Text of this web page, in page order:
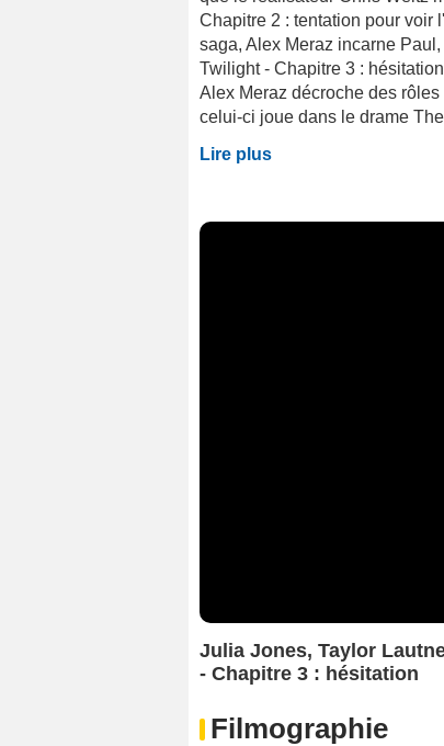
Chapitre 2 : tentation pour voir
saga, Alex Meraz incarne
Twilight - Chapitre 3 :
Alex Meraz décroche des
celui-ci joue dans le drame
Lire plus
Julia Jones, Taylor
- Chapitre 3 : hésitation
Filmographie